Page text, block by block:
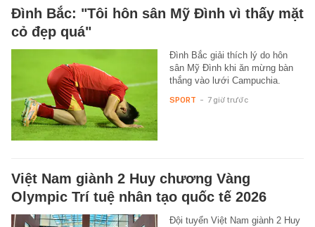
Đình Bắc: "Tôi hôn sân Mỹ Đình vì thấy mặt
cỏ đẹp quá"
Đình Bắc giải thích lý do hôn
sân Mỹ Đình khi ăn mừng bàn
thắng vào lưới Campuchia.
SPORT - 7 giờ trước
Việt Nam giành 2 Huy chương Vàng
Olympic Trí tuệ nhân tạo quốc tế 2026
Đội tuyển Việt Nam giành 2 Huy